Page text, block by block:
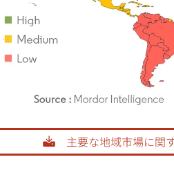
。再利用にはCC BY 4.0の表示が必要で